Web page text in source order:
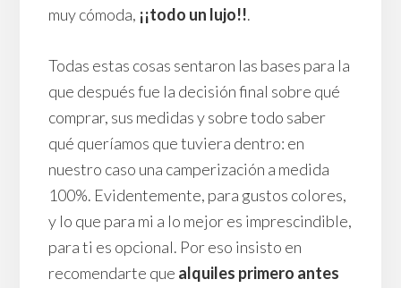
muy cómoda, ¡¡todo un lujo!!.
Todas estas cosas sentaron las bases para la
que después fue la decisión final sobre qué
comprar, sus medidas y sobre todo saber
qué queríamos que tuviera dentro: en
nuestro caso una camperización a medida
100%. Evidentemente, para gustos colores,
y lo que para mi a lo mejor es imprescindible,
para ti es opcional. Por eso insisto en
recomendarte que alquiles primero antes